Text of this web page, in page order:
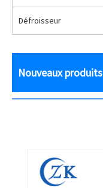
Défroisseur
Nouveaux produits